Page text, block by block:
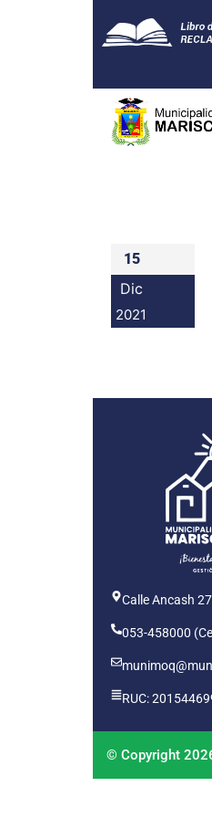
15
Dic
2021
Calle Ancash
053-458000
RUC:
© Copyright